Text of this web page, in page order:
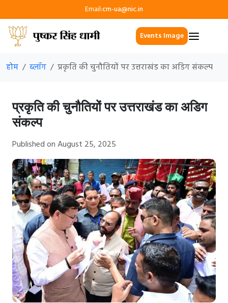
Email:cm-ua@nic.in
Events Image
होम ब्लॉग प्रकृति की चुनौतियों पर उत्तराखंड का अडिग संकल्प
प्रकृति की चुनौतियों पर उत्तराखंड का अडिग
संकल्प
Published on August 25, 2025